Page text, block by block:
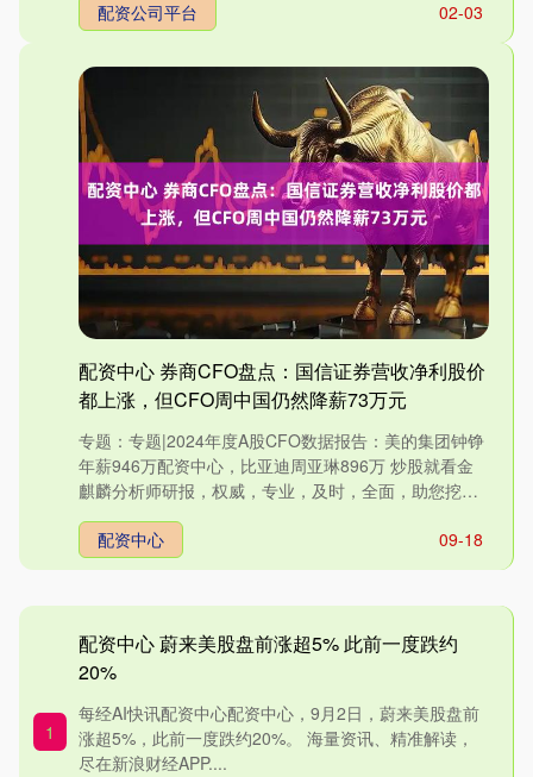
02-03
配资公司平台
配资中心 券商CFO盘点：国信证券营收净利股价
都上涨，但CFO周中国仍然降薪73万元
专题：专题|2024年度A股CFO数据报告：美的集团钟铮
年薪946万配资中心，比亚迪周亚琳896万 炒股就看金
麒麟分析师研报，权威，专业，及时，全面，助您挖掘
潜....
09-18
配资中心
1
配资中心 蔚来美股盘前涨超5% 此前一度跌约
20%
每经AI快讯配资中心配资中心，9月2日，蔚来美股盘前
涨超5%，此前一度跌约20%。 海量资讯、精准解读，
尽在新浪财经APP....